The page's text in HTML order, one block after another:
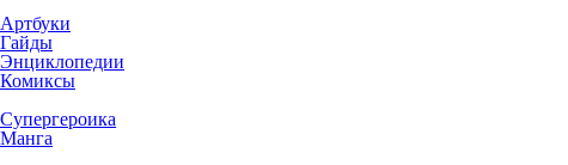
Артбуки
Гайды
Энциклопедии
Комиксы
Супергероика
Манга